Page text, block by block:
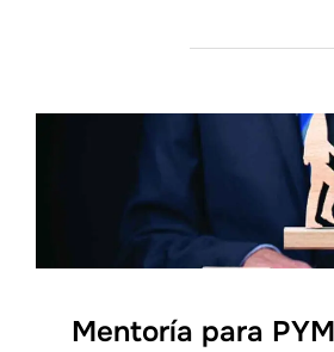
Mentoría para